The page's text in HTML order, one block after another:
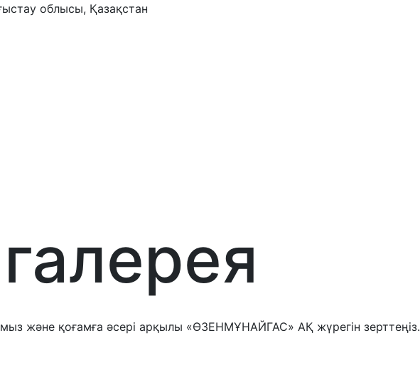
облысы, Қазақстан
галерея
және қоғамға әсері арқылы «ӨЗЕНМҰНАЙГАС» АҚ жүрегін зерттеңіз.